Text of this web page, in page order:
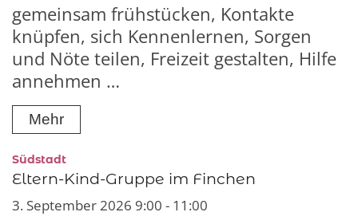
gemeinsam frühstücken, Kontakte
knüpfen, sich Kennenlernen, Sorgen
und Nöte teilen, Freizeit gestalten, Hilfe
annehmen …
Mehr
Südstadt:
Eltern-Kind-Gruppe im Finchen
3. September 2026 9:00 - 11:00